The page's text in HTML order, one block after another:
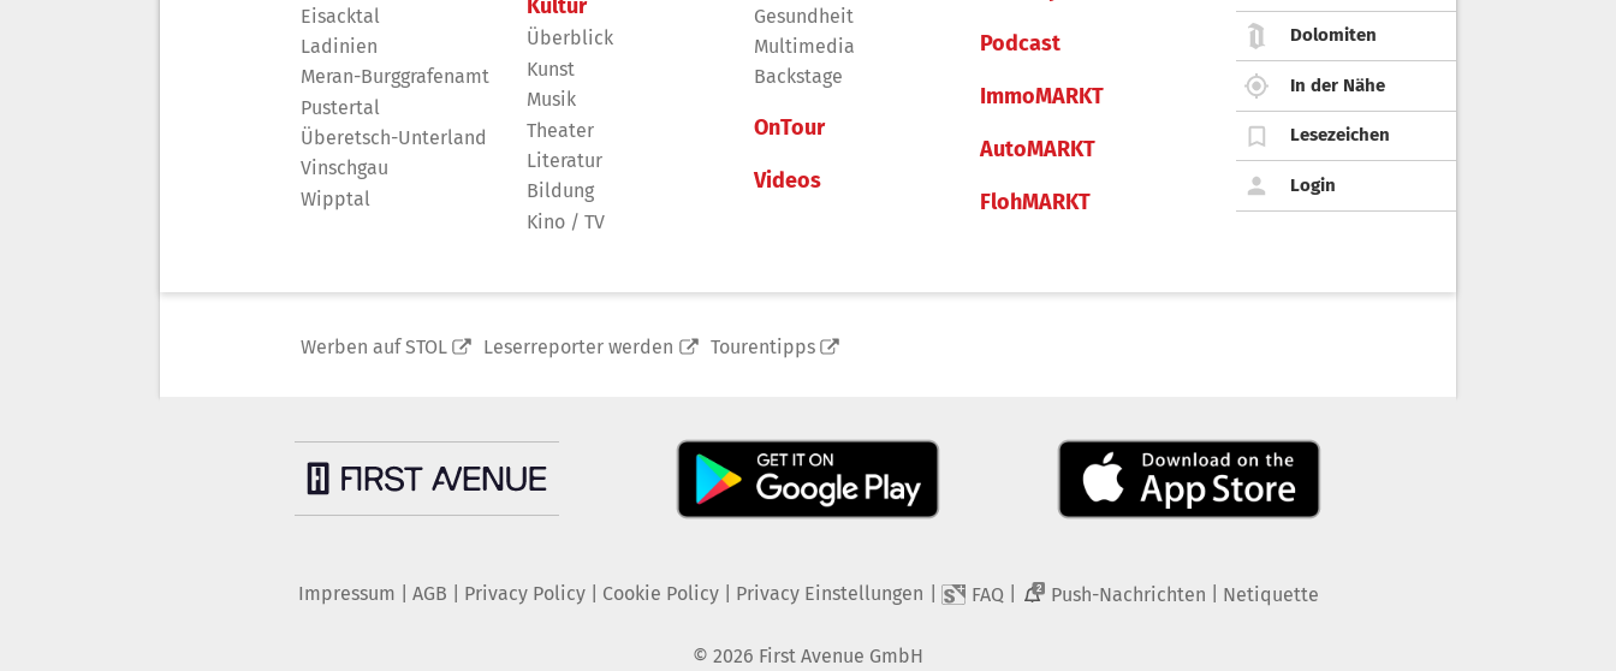
Eisacktal
Ladinien
Meran-Burggrafenamt
Pustertal
Überetsch-Unterland
Vinschgau
Wipptal
Kultur
Überblick
Kunst
Musik
Theater
Literatur
Bildung
Kino / TV
Gesundheit
Multimedia
Backstage
OnTour
Videos
Podcast
ImmoMARKT
AutoMARKT
FlohMARKT
Dolomiten
In der Nähe
Lesezeichen
Login
Werben auf STOL Leserreporter werden Tourentipps
Impressum AGB Privacy Policy| Cookie Policy| Privacy Einstellungen FAQ 2 Push-Nachrichten Netiquette
© 2026 First Avenue GmbH